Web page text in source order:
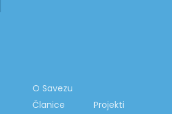
O Savezu
Članice
Projekti